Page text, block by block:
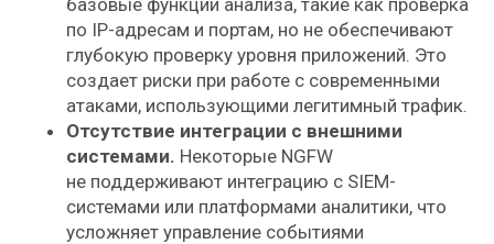
базовые функции анализа, такие как проверка
по IP-адресам и портам, но не обеспечивают
глубокую проверку уровня приложений. Это
создает риски при работе с современными
атаками, использующими легитимный трафик.
Отсутствие интеграции с внешними
системами. Некоторые NGFW
не поддерживают интеграцию с SIEM-
системами или платформами аналитики, что
усложняет управление событиями